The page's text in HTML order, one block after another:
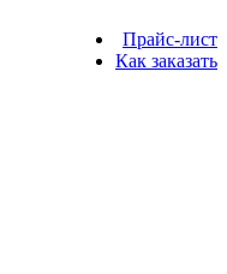
Прайс-лист
Как заказать